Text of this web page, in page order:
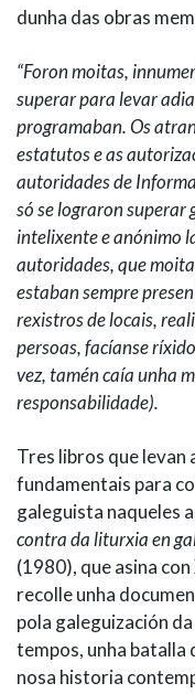
dunha das obras
“Foron moitas,
superar para levar
programaban. Os
estatutos e as
autoridades de
só se lograron superar
intelixente e anónimo
autoridades, que
estaban sempre
rexistros de locais,
persoas, facíanse
vez, tamén caía unha
responsabilidade).
Tres libros que levan
fundamentais para
galeguista naqueles
contra da liturxia en
(1980), que asina
recolle unha
pola galeguización
tempos, unha batalla
nosa historia